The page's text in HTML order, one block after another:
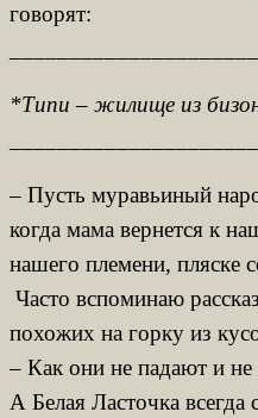
говорят:
*Типи – жилище из
– Пусть муравьиный
когда мама вернется к
нашего племени, пляске
Часто вспоминаю
похожих на горку из
– Как они не падают и
А Белая Ласточка всегда